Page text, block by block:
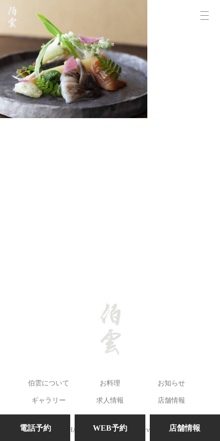
伯雲について お料理 お知らせ
ギャラリー 求人情報 店舗情報
©HAKUUN. All Rights Reserved.
電話予約 WEB予約 店舗情報